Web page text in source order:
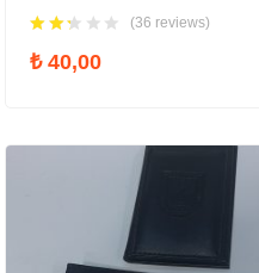
(36 reviews)
₺40,00